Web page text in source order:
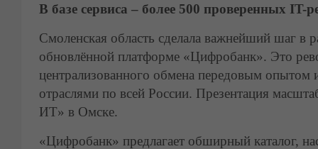
В базе сервиса – более 500 проверенных IT-
Смоленская область сделала важнейший шаг в
обновлённой платформе «Цифробанк». Это
централизованного обмена передовым
отраслями по всей России. Презентация
ИТ» в Омске.
«Цифробанк» предлагает обширный каталог,